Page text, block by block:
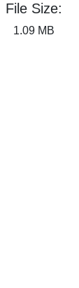
File Size:
1.09 MB